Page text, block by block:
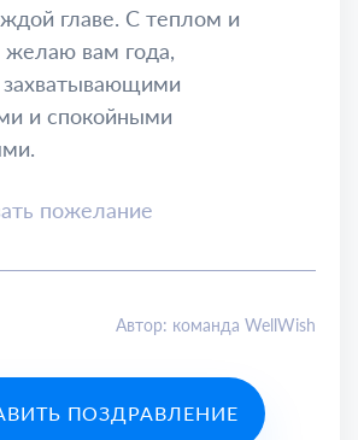
главе. С теплом и
вам года,
и спокойными
пожелание
Автор: команда WellWish
ПОЗДРАВЛЕНИЕ